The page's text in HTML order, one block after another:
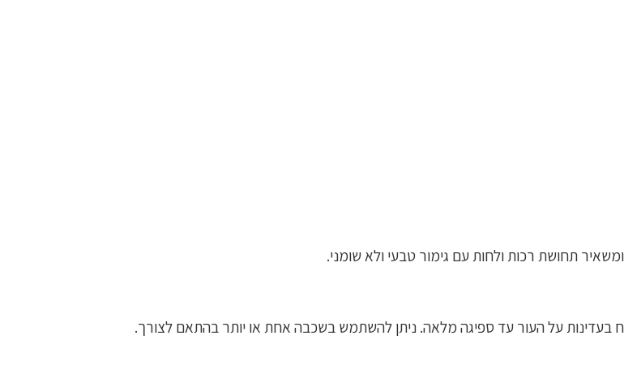
תחושת רכות ולחות עם גימור טבעי ולא שומני.
בעדינות על העור עד ספיגה מלאה. ניתן להשתמש בשכבה אחת או יותר בהתאם לצורך.